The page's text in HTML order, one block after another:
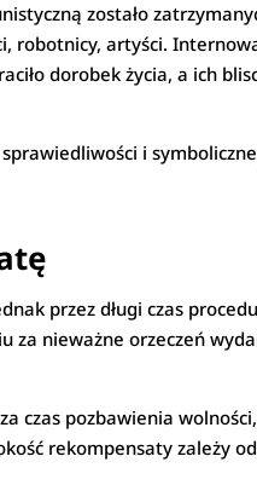
zostało
robotnicy, artyści.
dorobek życia, a ich
i
przez długi czas
za nieważne orzeczeń
czas pozbawienia
rekompensaty zależy